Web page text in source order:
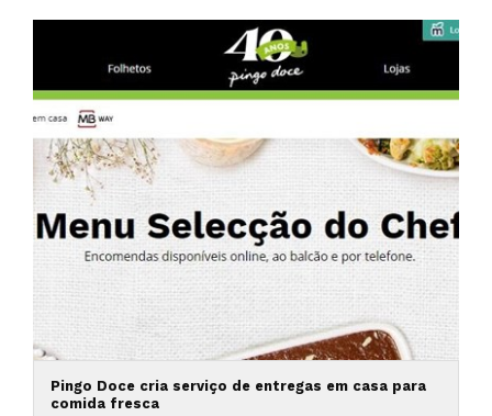
Pingo Doce cria serviço de entregas em casa para
comida fresca